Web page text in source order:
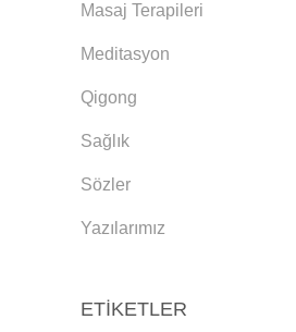
Masaj Terapileri
Meditasyon
Qigong
Sağlık
Sözler
Yazılarımız
ETIKETLER